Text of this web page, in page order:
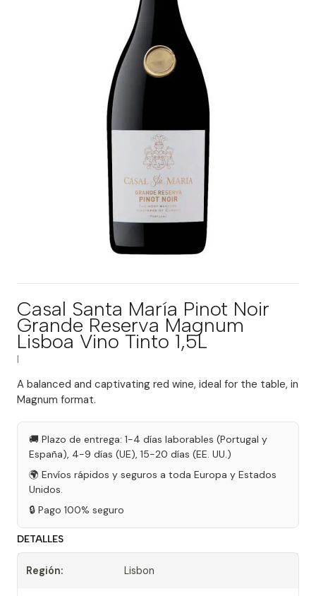
Casal Santa María Pinot Noir
Grande Reserva Magnum
Lisboa Vino Tinto 1,5L
A balanced and captivating red wine, ideal for the table, in
Magnum format.
🚚 Plazo de entrega: 1-4 días laborables (Portugal y
España), 4-9 días (UE), 15-20 días (EE. UU.)
🌍 Envíos rápidos y seguros a toda Europa y Estados
Unidos.
🔒 Pago 100% seguro
DETALLES
Región: Lisbon